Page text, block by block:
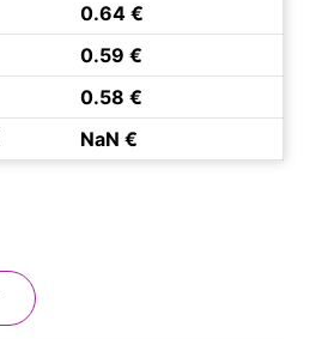
0.64 €
0.59 €
0.58 €
NaN €